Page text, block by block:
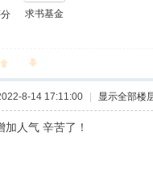
求书基金
8-14 17:11:00 显示全部楼
加人气 辛苦了！